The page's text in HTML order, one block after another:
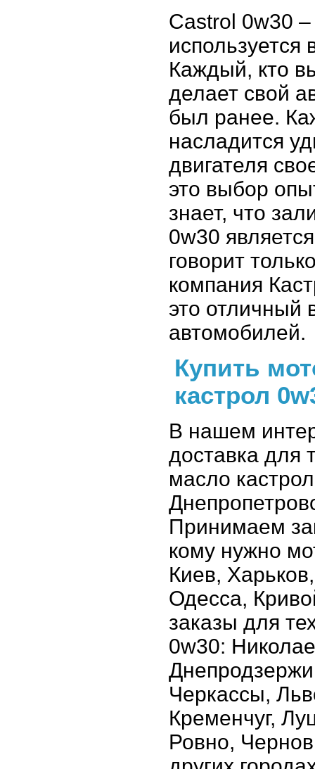
Castrol 0w30
Каждый, кто
делает свой
был ранее.
насладится
двигателя
это выбор
знает, что
0w30
говорит
компания
это отличный
автомобилей.
Купить
кастрол
В нашем
доставка для
масло
Принимаем
кому нужно
Киев,
Одесса,
заказы для
0w30:
Черкассы,
Кременчуг,
Ровно,